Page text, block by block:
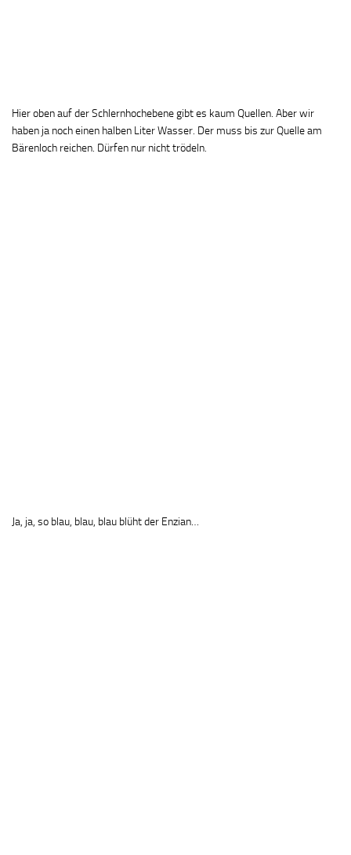
Hier oben auf der Schlernhochebene gibt es kaum Quellen. Aber wir
haben ja noch einen halben Liter Wasser. Der muss bis zur Quelle am
Bärenloch reichen. Dürfen nur nicht trödeln.
Ja, ja, so blau, blau, blau blüht der Enzian…